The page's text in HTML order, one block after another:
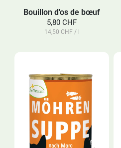
Bouillon d'os de bœuf
5,80 CHF
14,50 CHF / l